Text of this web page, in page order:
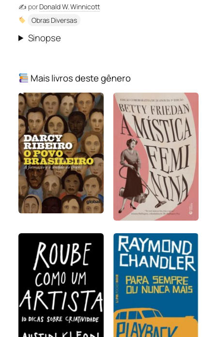
✍️ porDonald W. Winnicott
Obras Diversas
Sinopse
Mais livros deste gênero